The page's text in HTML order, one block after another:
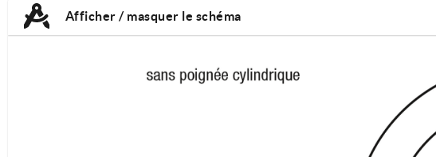
Afficher / masquer le schéma